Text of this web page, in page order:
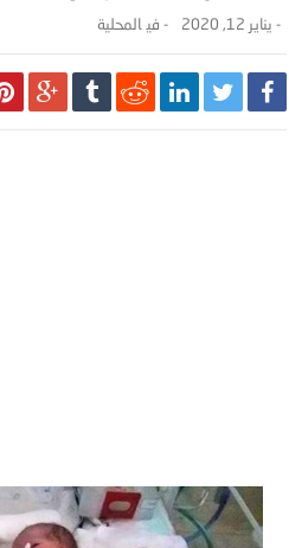
- يناير 12, 2020 - ‎في المحلية